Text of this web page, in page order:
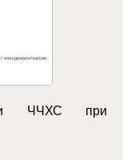
ЧЧХС при